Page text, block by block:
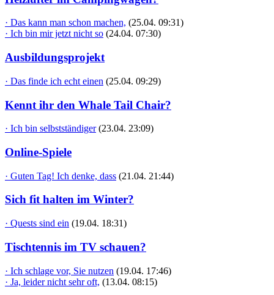
· Das kann man schon machen, (25.04. 09:31)
· Ich bin mir jetzt nicht so (24.04. 07:30)
Ausbildungsprojekt
· Das finde ich echt einen (25.04. 09:29)
Kennt ihr den Whale Tail Chair?
· Ich bin selbstständiger (23.04. 23:09)
Online-Spiele
· Guten Tag! Ich denke, dass (21.04. 21:44)
Sich fit halten im Winter?
· Quests sind ein (19.04. 18:31)
Tischtennis im TV schauen?
· Ich schlage vor, Sie nutzen (19.04. 17:46)
· Ja, leider nicht sehr oft, (13.04. 08:15)